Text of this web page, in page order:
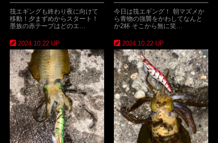
筏エギングも終わり夜に向けて
移動！夕まずめからスタート！
墨族の赤テープはどのエ…
今日は筏エギング！ 朝マズメか
ら青物の強襲をかわしてなんと
か2杯 そこから無に笑…
2024.10.22 UP 2024.10.22 UP